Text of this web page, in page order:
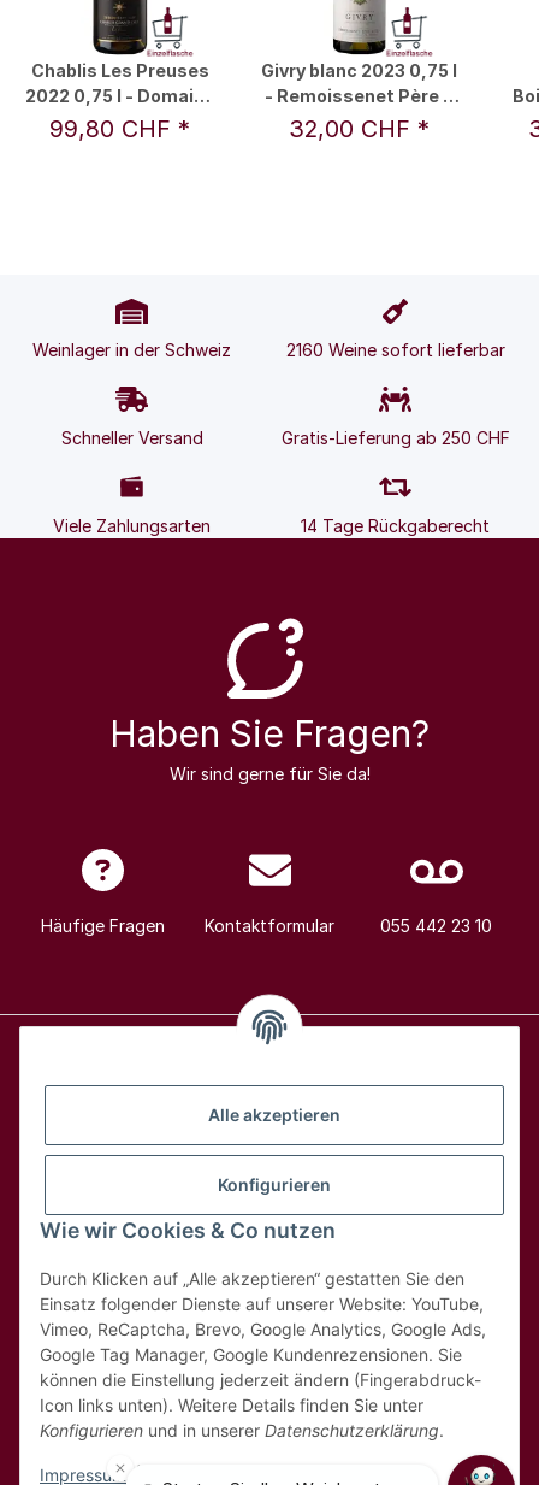
Alle akzeptieren
Konfigurieren
Wie wir Cookies & Co nutzen
Durch Klicken auf „Alle akzeptieren“ gestatten Sie den
Einsatz folgender Dienste auf unserer Website: YouTube,
Vimeo, ReCaptcha, Brevo, Google Analytics, Google Ads,
Google Tag Manager, Google Kundenrezensionen. Sie
können die Einstellung jederzeit ändern (Fingerabdruck-
Icon links unten). Weitere Details finden Sie unter
Konfigurieren und in unserer Datenschutzerklärung.
Impressum
Chablis Les Preuses
2022 0,75 l - Domaine
Julien Brocard
99,80 CHF *
Givry blanc 2023 0,75 l
- Remoissenet Père &
Fils
32,00 CHF *
Weinlager in der Schweiz 2160 Weine sofort lieferbar
Schneller Versand Gratis-Lieferung ab 250 CHF
Viele Zahlungsarten 14 Tage Rückgaberecht
Haben Sie Fragen?
Wir sind gerne für Sie da!
Häufige Fragen Kontaktformular 055 442 23 10
Hilfe & Kontakt
Rechtliches